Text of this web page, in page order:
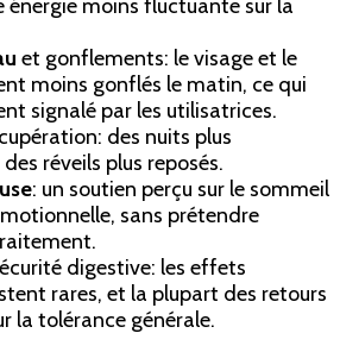
énergie moins fluctuante sur la
et gonflements: le visage et le
moins gonflés le matin, ce qui
signalé par les utilisatrices.
des nuits plus
réveils plus reposés.
: un soutien perçu sur le sommeil
sans prétendre
digestive: les effets
rares, et la plupart des retours
la tolérance générale.